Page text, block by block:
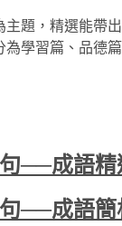
主題，精選能帶
為學習篇、品德
──成語精
──成語簡